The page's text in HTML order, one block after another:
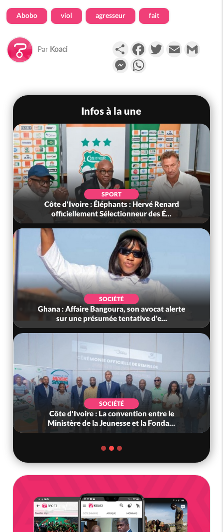
Abobo viol agresseur fait
Par Koaci PartagerFacebookTwitterEmail
Messenger
Infos à la une
SPORT
Côte d'Ivoire : Éléphants : Hervé Renard
officiellement Sélectionneur des É...
SOCIÉTÉ
Ghana : Affaire Bangoura, son avocat alerte
sur une présumée tentative d'e...
SOCIÉTÉ
Côte d'Ivoire : La convention entre le
Ministère de la Jeunesse et la Fonda...